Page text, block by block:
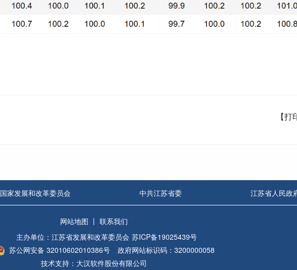
【打
国家发展和改革委员会 中共江苏省委 江苏省人民政
网站地图 丨 联系我们
主办单位：江苏省发展和改革委员会 苏ICP备19025439号
苏公网安备 32010602010386号
政府网站标识码：3200000058
技术支持：大汉软件股份有限公司